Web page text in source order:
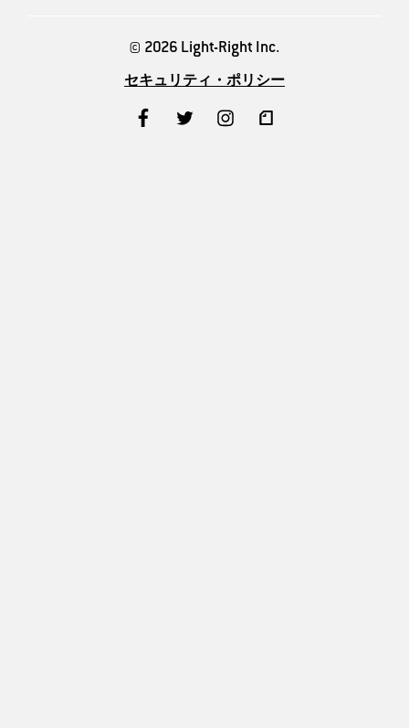
© 2026 Light-Right Inc.
セキュリティ・ポリシー